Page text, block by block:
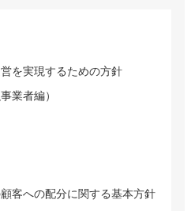
を実現するための方針
業者編）
客への配分に関する基本方針